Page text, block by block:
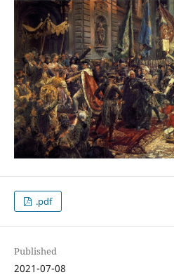
.pdf
Published
2021-07-08